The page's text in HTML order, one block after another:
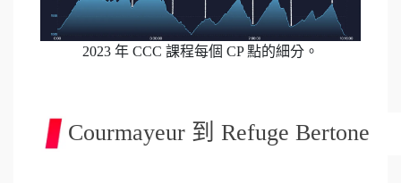
2023 年 CCC 課程每個 CP 點的細分。
Courmayeur 到 Refuge Bertone